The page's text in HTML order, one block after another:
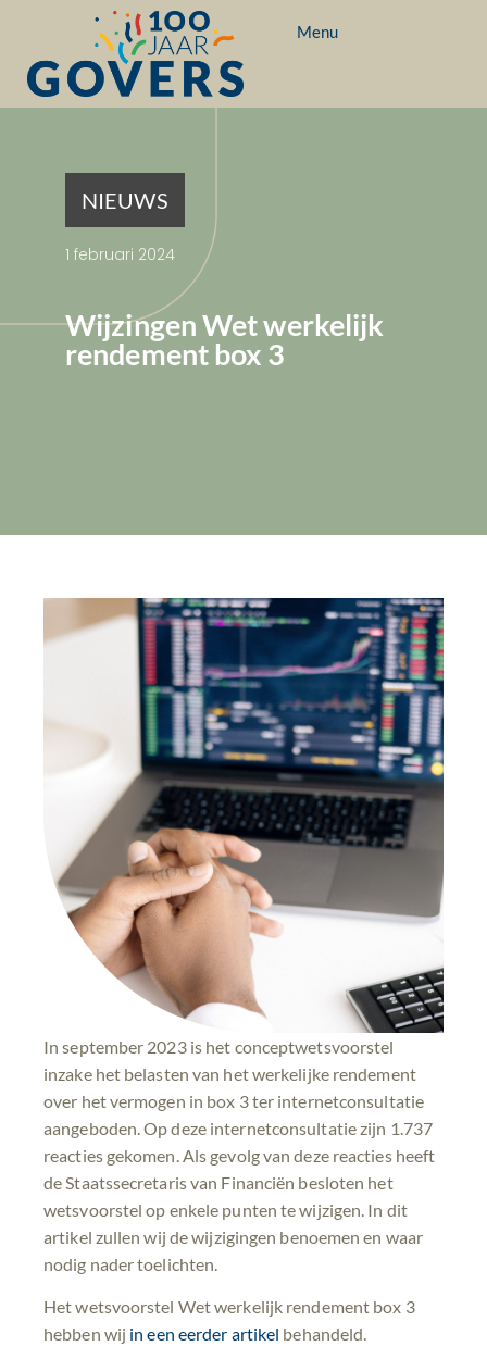
Menu
NIEUWS
1 februari 2024
Wijzingen Wet werkelijk
rendement box 3
In september 2023 is het conceptwetsvoorstel
inzake het belasten van het werkelijke rendement
over het vermogen in box 3 ter internetconsultatie
aangeboden. Op deze internetconsultatie zijn 1.737
reacties gekomen. Als gevolg van deze reacties heeft
de Staatssecretaris van Financiën besloten het
wetsvoorstel op enkele punten te wijzigen. In dit
artikel zullen wij de wijzigingen benoemen en waar
nodig nader toelichten.
Het wetsvoorstel Wet werkelijk rendement box 3
hebben wij in een eerder artikel behandeld.